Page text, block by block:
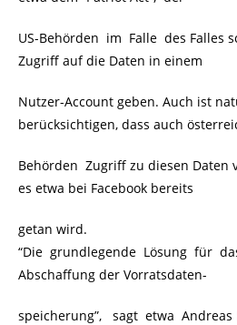
US-Behörden im Falle des Falles
Zugriff auf die Daten in einem
Nutzer-Account geben. Auch ist
berücksichtigen, dass auch
Behörden Zugriff zu diesen Daten
es etwa bei Facebook bereits
getan wird.
“Die grundlegende Lösung für
Abschaffung der Vorratsdaten-
speicherung”, sagt etwa Andreas